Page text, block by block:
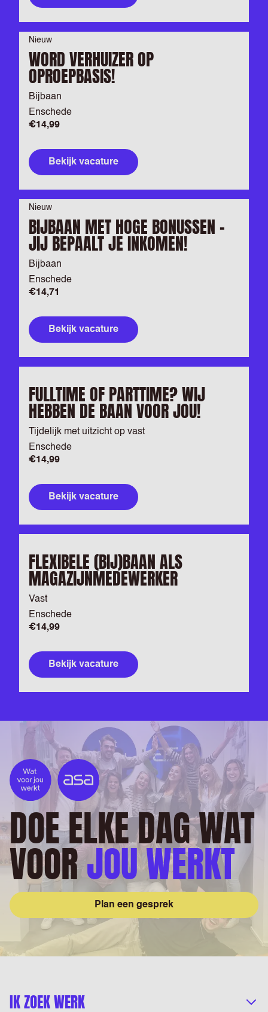
Nieuw
WORD VERHUIZER OP
OPROEPBASIS!
Bijbaan
Enschede
€14,99
Bekijk vacature
Nieuw
BIJBAAN MET HOGE BONUSSEN –
JIJ BEPAALT JE INKOMEN!
Bijbaan
Enschede
€14,71
Bekijk vacature
FULLTIME OF PARTTIME? WIJ
HEBBEN DE BAAN VOOR JOU!
Tijdelijk met uitzicht op vast
Enschede
€14,99
Bekijk vacature
FLEXIBELE (BIJ)BAAN ALS
MAGAZIJNMEDEWERKER
Vast
Enschede
€14,99
Bekijk vacature
DOE ELKE DAG WAT
VOORJOU WERKT
Plan een gesprek
IK ZOEK WERK